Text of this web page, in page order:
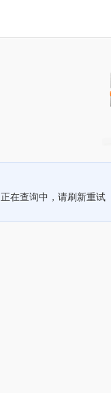
正在查询中，请刷新重试